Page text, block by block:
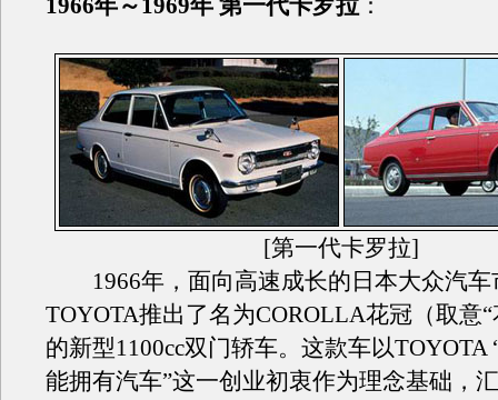
1966年～1969年 第一代卡罗拉 ：
[第一代卡罗拉]
1966年，面向高速成长的日本大众汽车
TOYOTA推出了名为COROLLA花冠（取意
的新型1100cc双门轿车。这款车以TOYOTA
能拥有汽车”这一创业初衷作为理念基础，